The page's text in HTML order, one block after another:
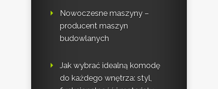
Nowoczesne maszyny –
producent maszyn
budowlanych
Jak wybrać idealną komodę
do każdego wnętrza: styl,